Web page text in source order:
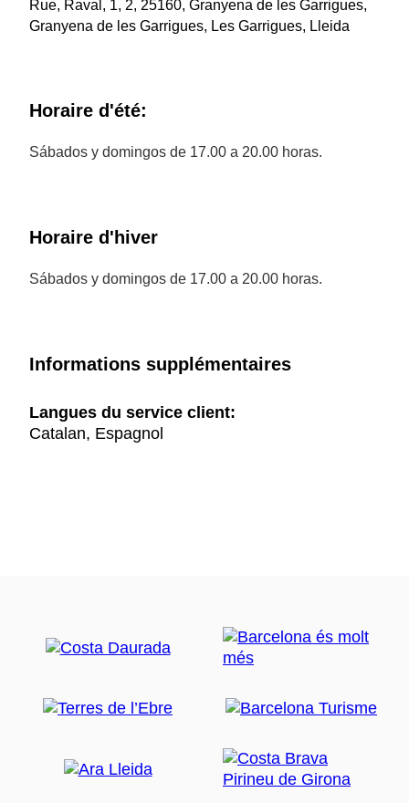
Rue, Raval, 1, 2, 25160, Granyena de les Garrigues,
Granyena de les Garrigues, Les Garrigues, Lleida
Horaire d'été:
Sábados y domingos de 17.00 a 20.00 horas.
Horaire d'hiver
Sábados y domingos de 17.00 a 20.00 horas.
Informations supplémentaires
Langues du service client:
Catalan, Espagnol